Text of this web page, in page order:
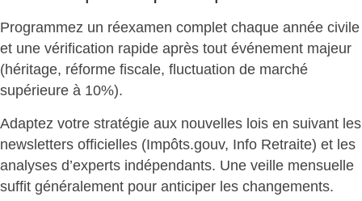
Programmez un réexamen complet chaque année civile
et une vérification rapide après tout événement majeur
(héritage, réforme fiscale, fluctuation de marché
supérieure à 10%).
Adaptez votre stratégie aux nouvelles lois en suivant les
newsletters officielles (Impôts.gouv, Info Retraite) et les
analyses d’experts indépendants. Une veille mensuelle
suffit généralement pour anticiper les changements.